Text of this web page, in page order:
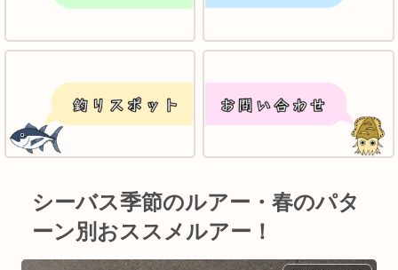
シーバス季節のルアー・春のパタ
ーン別おススメルアー！